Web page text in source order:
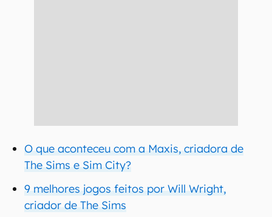
O que aconteceu com a Maxis, criadora de
The Sims e Sim City?
9 melhores jogos feitos por Will Wright,
criador de The Sims